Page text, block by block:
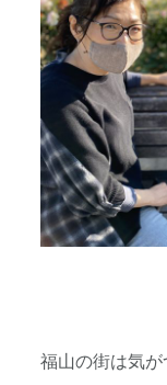
福山の街は気